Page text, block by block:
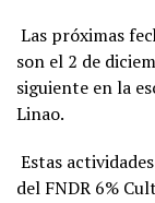
Las próximas
son el 2 de
siguiente en la
Linao.
Estas
del FNDR 6%